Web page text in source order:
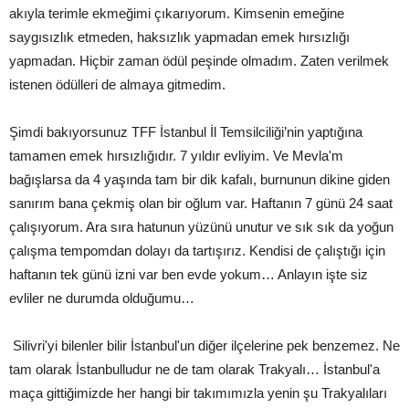
akıyla terimle ekmeğimi çıkarıyorum. Kimsenin emeğine
saygısızlık etmeden, haksızlık yapmadan emek hırsızlığı
yapmadan. Hiçbir zaman ödül peşinde olmadım. Zaten verilmek
istenen ödülleri de almaya gitmedim.
Şimdi bakıyorsunuz TFF İstanbul İl Temsilciliği’nin yaptığına
tamamen emek hırsızlığıdır. 7 yıldır evliyim. Ve Mevla'm
bağışlarsa da 4 yaşında tam bir dik kafalı, burnunun dikine giden
sanırım bana çekmiş olan bir oğlum var. Haftanın 7 günü 24 saat
çalışıyorum. Ara sıra hatunun yüzünü unutur ve sık sık da yoğun
çalışma tempomdan dolayı da tartışırız. Kendisi de çalıştığı için
haftanın tek günü izni var ben evde yokum… Anlayın işte siz
evliler ne durumda olduğumu…
Silivri'yi bilenler bilir İstanbul'un diğer ilçelerine pek benzemez. Ne
tam olarak İstanbulludur ne de tam olarak Trakyalı… İstanbul'a
maça gittiğimizde her hangi bir takımımızla yenin şu Trakyalıları